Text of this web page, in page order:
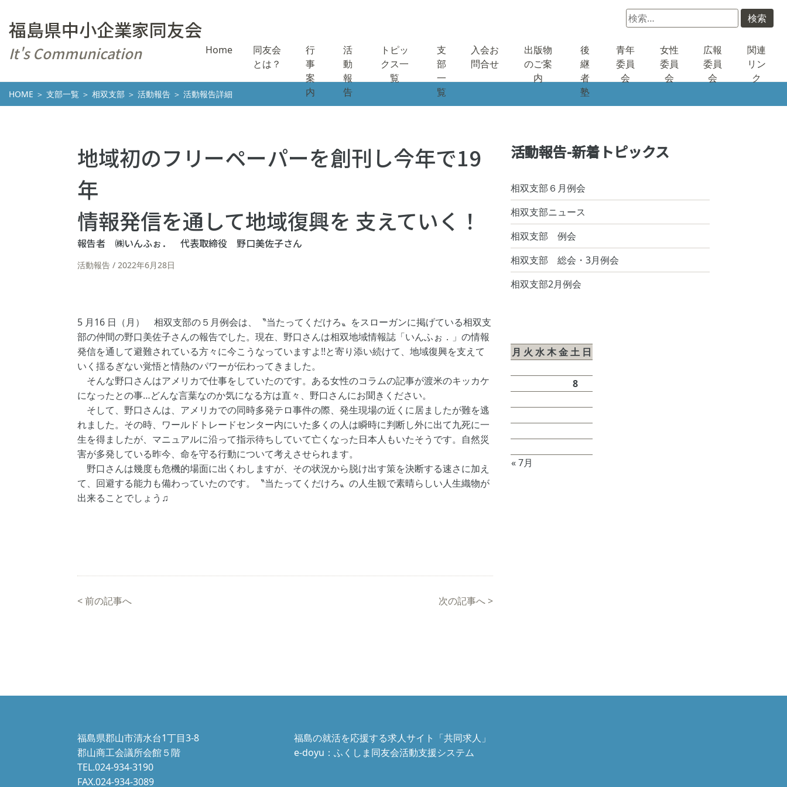
福島県中小企業家同友会
It's Communication Home
同友会
とは？
行
事
案
内
活
動
報
告
トピッ
クス一
覧
支
部
一
覧
入会お
問合せ
出版物
のご案
内
後
継
者
塾
青年
委員
会
女性
委員
会
広報
委員
会
関連
リン
ク
検
索:
HOME ＞ 支部一覧 ＞ 相双支部 ＞ 活動報告 ＞ 活動報告詳細
地域初のフリーペーパーを創刊し今年で19
年
情報発信を通して地域復興を 支えていく！
報告者 ㈱いんふぉ． 代表取締役 野口美佐子さん
活動報告 2022年6月28日
5 月16 日（月） 相双支部の５月例会は、〝当たってくだけろ〟をスローガンに掲げている相双支
部の仲間の野口美佐子さんの報告でした。現在、野口さんは相双地域情報誌「いんふぉ．」の情報
発信を通して避難されている方々に今こうなっていますよ!!と寄り添い続けて、地域復興を支えて
いく揺るぎない覚悟と情熱のパワーが伝わってきました。
そんな野口さんはアメリカで仕事をしていたのです。ある女性のコラムの記事が渡米のキッカケ
になったとの事…どんな言葉なのか気になる方は直々、野口さんにお聞きください。
そして、野口さんは、アメリカでの同時多発テロ事件の際、発生現場の近くに居ましたが難を逃
れました。その時、ワールドトレードセンター内にいた多くの人は瞬時に判断し外に出て九死に一
生を得ましたが、マニュアルに沿って指示待ちしていて亡くなった日本人もいたそうです。自然災
害が多発している昨今、命を守る行動について考えさせられます。
野口さんは幾度も危機的場面に出くわしますが、その状況から脱け出す策を決断する速さに加え
て、回避する能力も備わっていたのです。〝当たってくだけろ〟の人生観で素晴らしい人生織物が
出来ることでしょう♫
<前の記事へ 次の記事へ>
活動報告-新着トピックス
相双支部６月例会
相双支部ニュース
相双支部 例会
相双支部 総会・3月例会
相双支部2月例会
月 火 水木金土 日
« 7月
8
福島県郡山市清水台1丁目3-8
郡山商工会議所会館５階
TEL.024-934-3190
FAX.024-934-3089
福島の就活を応援する求人サイト「共同求人」
e-doyu：ふくしま同友会活動支援システム